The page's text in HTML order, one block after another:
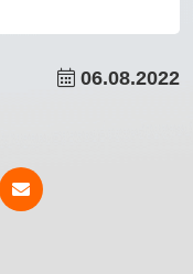
06.08.2022